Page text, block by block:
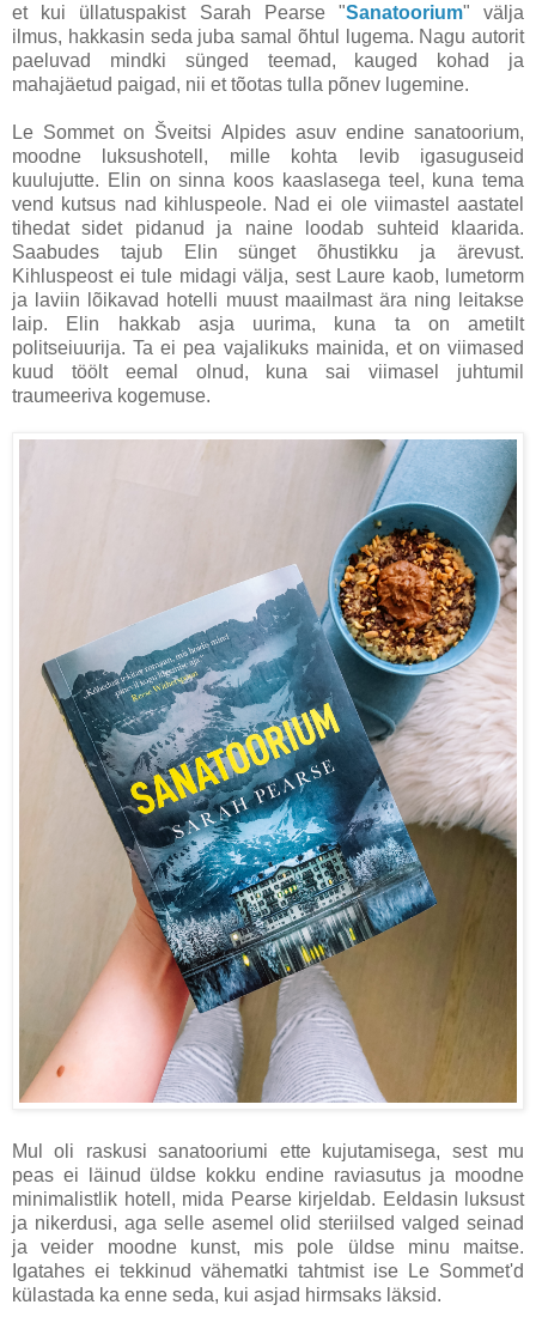
et kui üllatuspakist Sarah Pearse "Sanatoorium" välja
ilmus, hakkasin seda juba samal õhtul lugema. Nagu autorit
paeluvad mindki sünged teemad, kauged kohad ja
mahajäetud paigad, nii et tõotas tulla põnev lugemine.
Le Sommet on Šveitsi Alpides asuv endine sanatoorium,
moodne luksushotell, mille kohta levib igasuguseid
kuulujutte. Elin on sinna koos kaaslasega teel, kuna tema
vend kutsus nad kihluspeole. Nad ei ole viimastel aastatel
tihedat sidet pidanud ja naine loodab suhteid klaarida.
Saabudes tajub Elin sünget õhustikku ja ärevust.
Kihluspeost ei tule midagi välja, sest Laure kaob, lumetorm
ja laviin lõikavad hotelli muust maailmast ära ning leitakse
laip. Elin hakkab asja uurima, kuna ta on ametilt
politseiuurija. Ta ei pea vajalikuks mainida, et on viimased
kuud töölt eemal olnud, kuna sai viimasel juhtumil
traumeeriva kogemuse.
Mul oli raskusi sanatooriumi ette kujutamisega, sest mu
peas ei läinud üldse kokku endine raviasutus ja moodne
minimalistlik hotell, mida Pearse kirjeldab. Eeldasin luksust
ja nikerdusi, aga selle asemel olid steriilsed valged seinad
ja veider moodne kunst, mis pole üldse minu maitse.
Igatahes ei tekkinud vähematki tahtmist ise Le Sommet'd
külastada ka enne seda, kui asjad hirmsaks läksid.